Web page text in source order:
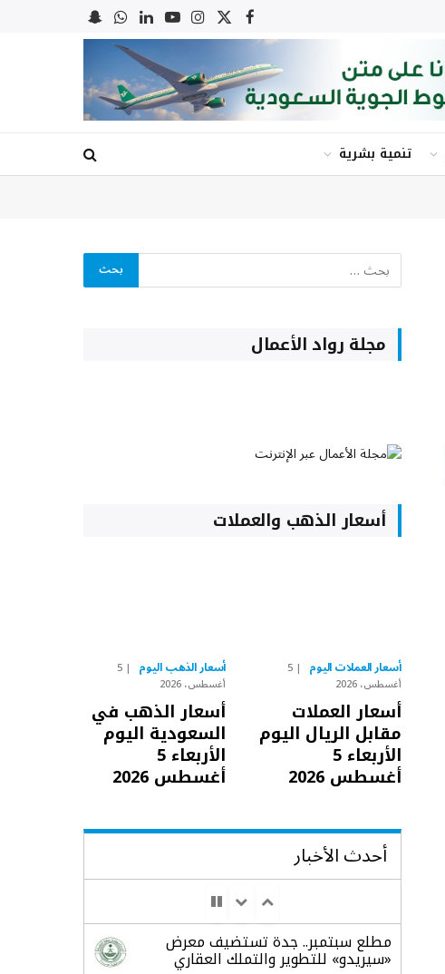
فيسبوك
X
(Twitter)
الانستغرام
يوتيوبلينكدإنواتسابSnapchat
تنمية بشرية
مجلة رواد الأعمال
أسعار الذهب والعملات
أسعار العملات اليوم 5
أغسطس، 2026
أسعار العملات
مقابل الريال اليوم
الأربعاء 5
أغسطس 2026
أسعار الذهب اليوم 5
أغسطس، 2026
أسعار الذهب في
السعودية اليوم
الأربعاء 5
أغسطس 2026
أحدث الأخبار
مطلع سبتمبر.. جدة تستضيف معرض
«سيريدو» للتطوير والتملك العقاري